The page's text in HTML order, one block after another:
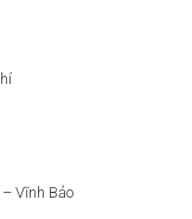
Vĩnh Bảo